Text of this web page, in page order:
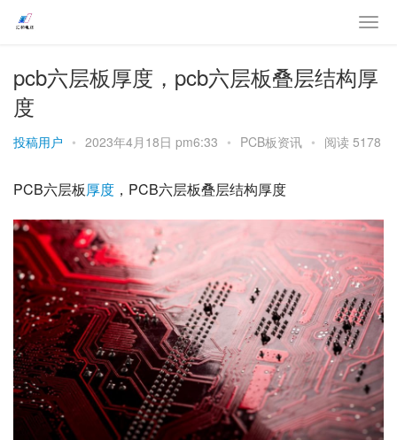
pcb六层板厚度，pcb六层板叠层结构厚
度
投稿用户 • 2023年4月18日 pm6:33 • PCB板资讯 • 阅读 5178
PCB六层板厚度 ，PCB六层板叠层结构厚度